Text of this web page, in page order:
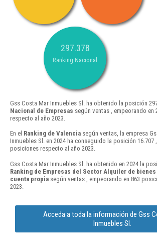
297.378
Ranking Nacional
Gss Costa Mar Inmuebles Sl. ha obtenido la posición
Nacional de Empresas según ventas , empeorando en
respecto al año 2023.
En el Ranking de Valencia según ventas, la empresa
Inmuebles Sl. en 2024 ha conseguido la posición 16.707
posiciones respecto al año 2023.
Gss Costa Mar Inmuebles Sl. ha obtenido en 2024 la
Ranking de Empresas del Sector Alquiler de
cuenta propia según ventas , empeorando en 863
2023.
Acceda a toda la información de Gss
Inmuebles Sl.